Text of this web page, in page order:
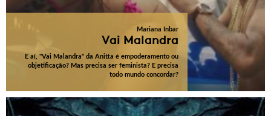
Mariana Inbar
Vai Malandra
E aí, "Vai Malandra" da Anitta é empoderamento ou
objetificação? Mas precisa ser feminista? E precisa
todo mundo concordar?